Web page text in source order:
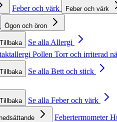
Feber och värk Feber och värk
Ögon och öron
Tillbaka
Se alla Allergi
Pollen Torr och irriterad
Tillbaka
Se alla Bett och stick
Tillbaka
Se alla Feber och värk
Febertermometer